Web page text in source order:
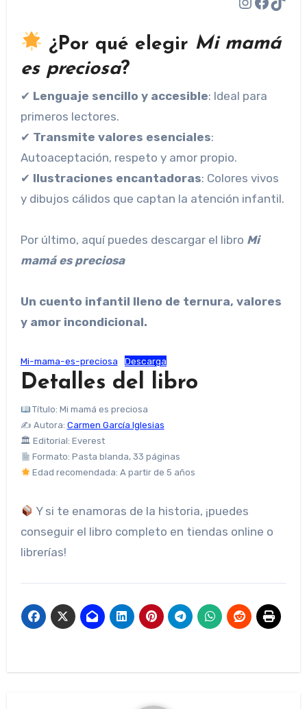
¿Por qué elegir Mi mamá
es preciosa?
✔ Lenguaje sencillo y accesible: Ideal para
primeros lectores.
✔ Transmite valores esenciales:
Autoaceptación, respeto y amor propio.
✔ Ilustraciones encantadoras: Colores vivos
y dibujos cálidos que captan la atención infantil.
Por último, aquí puedes descargar el libro Mi
mamá es preciosa
Un cuento infantil lleno de ternura, valores
y amor incondicional.
Mi-mama-es-preciosa Descarga
Detalles del libro
Título: Mi mamá es preciosa
✍ Autora: Carmen García Iglesias
🏛 Editorial: Everest
Formato: Pasta blanda, 33 páginas
Edad recomendada: A partir de 5 años
Y si te enamoras de la historia, ¡puedes
conseguir el libro completo en tiendas online o
librerías!